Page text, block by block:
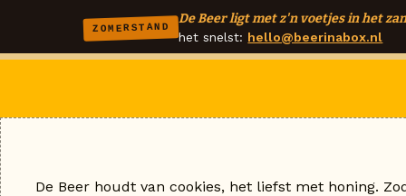
ZOMERSTAND
De Beer ligt met z'n voetjes in het
het snelst: hello@beerinabox.nl
De Beer houdt van cookies, het liefst met honing.